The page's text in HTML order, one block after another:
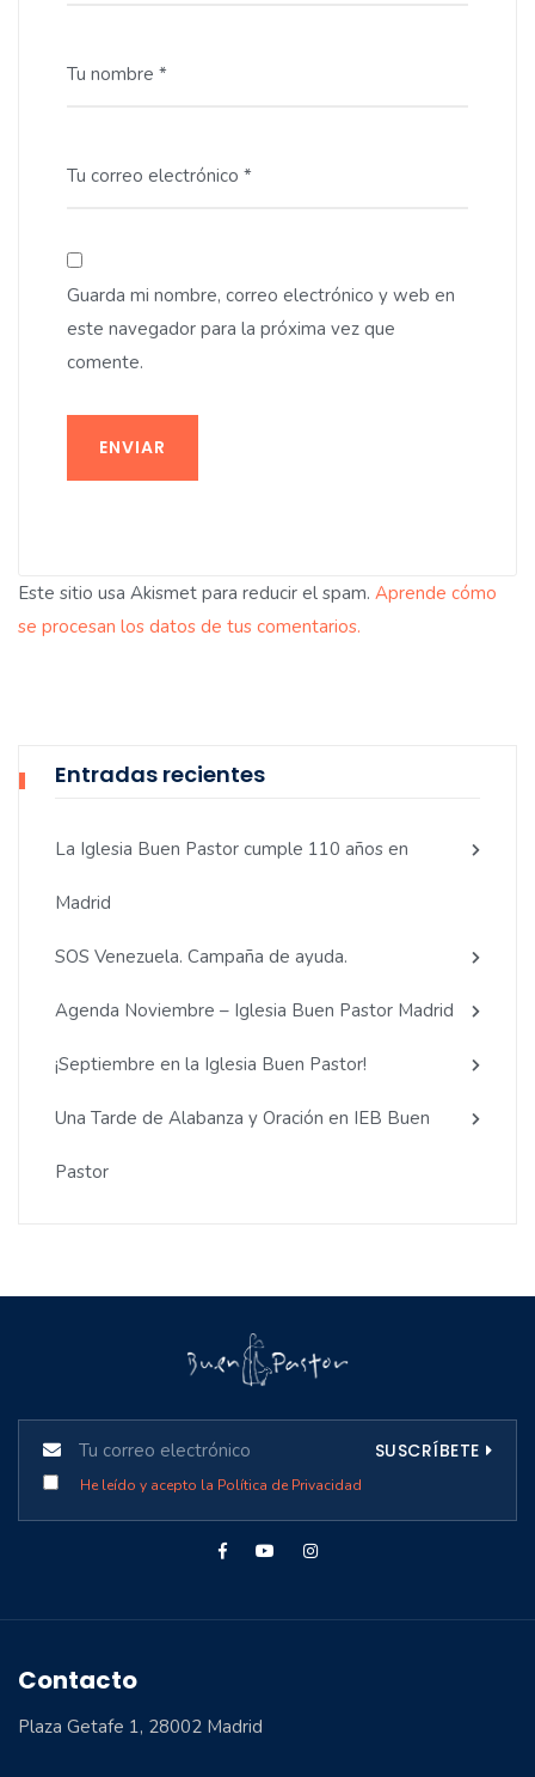
Tu nombre *
Tu correo electrónico *
Guarda mi nombre, correo electrónico y web en
este navegador para la próxima vez que
comente.
ENVIAR
Este sitio usa Akismet para reducir el spam. Aprende cómo
se procesan los datos de tus comentarios.
Entradas recientes
La Iglesia Buen Pastor cumple 110 años en
Madrid
SOS Venezuela. Campaña de ayuda.
Agenda Noviembre – Iglesia Buen Pastor Madrid
¡Septiembre en la Iglesia Buen Pastor!
Una Tarde de Alabanza y Oración en IEB Buen
Pastor
SUSCRÍBETE
He leído y acepto la Política de Privacidad
Contacto
Plaza Getafe 1, 28002 Madrid